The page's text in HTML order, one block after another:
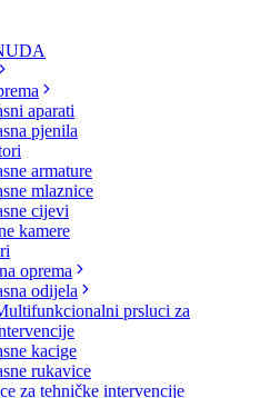
aparati
pjenila
armature
mlaznice
cijevi
kamere
oprema
odijela
prsluci za
kacige
rukavice
za tehničke intervencije